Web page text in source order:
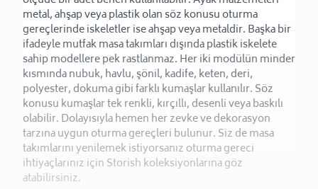
metal, ahşap veya plastik olan söz konusu oturma
gereçlerinde iskeletler ise ahşap veya metaldir. Başka bir
ifadeyle mutfak masa takımları dışında plastik iskelete
sahip modellere pek rastlanmaz. Her iki modülün minder
kısmında nubuk, havlu, şönil, kadife, keten, deri,
polyester, dokuma gibi farklı kumaşlar kullanılır. Söz
konusu kumaşlar tek renkli, kırçıllı, desenli veya baskılı
olabilir. Dolayısıyla hemen her zevke ve dekorasyon
tarzına uygun oturma gereçleri bulunur. Siz de masa
takımlarını yenilemek istiyorsanız oturma gereci
ihtiyaçlarınız için Storish koleksiyonlarına göz
atabilirsiniz.